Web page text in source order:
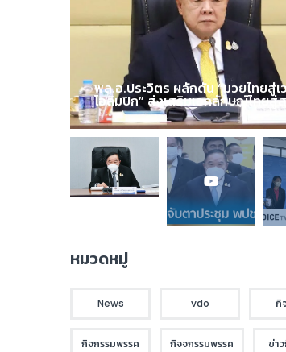
พล.อ.ประวิตร ผลักดัน “มวยไทยสู่เ
โอลิมปิก” ส่งเสริมเอกลักษณ์ไทยสู่
หมวดหมู่
News vdo กิ
กิจกรรมพรรค กิจจกรรมพรรค ข่า